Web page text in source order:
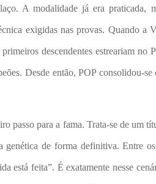
A modalidade já era praticada,
exigidas nas provas. Quando a
descendentes estreariam no
Desde então, POP consolidou-se
passo para a fama. Trata-se de um
de forma definitiva. Entre
está feita”. É exatamente nesse